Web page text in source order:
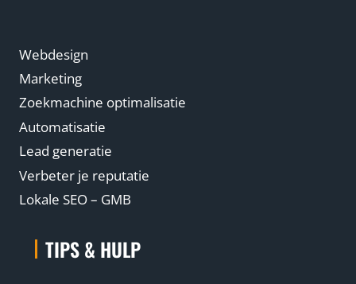
Webdesign
Marketing
Zoekmachine optimalisatie
Automatisatie
Lead generatie
Verbeter je reputatie
Lokale SEO – GMB
TIPS & HULP